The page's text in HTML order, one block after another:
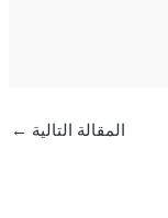
المقالة التالية ←